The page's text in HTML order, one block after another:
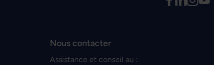
Nous contacter
Assistance et conseil au :